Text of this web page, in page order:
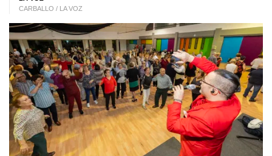
CARBALLO / LA VOZ